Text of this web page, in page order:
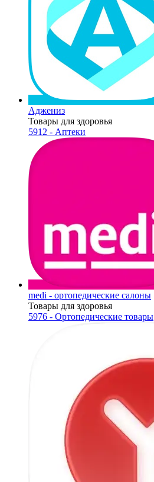
Аджениз
Товары для здоровья
5912 - Аптеки
medi - ортопедические салоны
Товары для здоровья
5976 - Ортопедические товары